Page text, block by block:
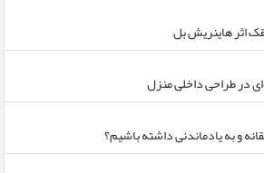
اثر هاینریش بل
در طراحی داخلی منزل
و به یادماندنی داشته باشیم؟